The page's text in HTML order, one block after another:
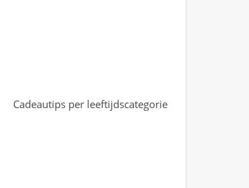
Cadeautips per leeftijdscategorie